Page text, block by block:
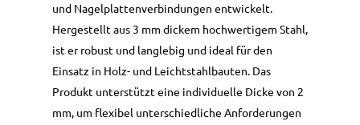
und Nagelplattenverbindungen entwickelt.
Hergestellt aus 3 mm dickem hochwertigem Stahl,
ist er robust und langlebig und ideal für den
Einsatz in Holz- und Leichtstahlbauten. Das
Produkt unterstützt eine individuelle Dicke von 2
mm, um flexibel unterschiedliche Anforderungen